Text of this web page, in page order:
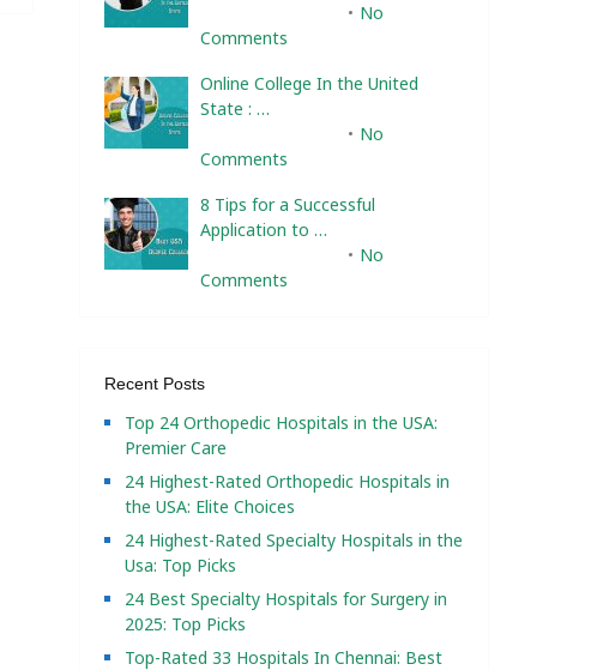
No
Comments
Online College In the United
State : …
No
Comments
8 Tips for a Successful
Application to …
No
Comments
Recent Posts
Top 24 Orthopedic Hospitals in the USA:
Premier Care
24 Highest-Rated Orthopedic Hospitals in
the USA: Elite Choices
24 Highest-Rated Specialty Hospitals in the
Usa: Top Picks
24 Best Specialty Hospitals for Surgery in
2025: Top Picks
Top-Rated 33 Hospitals In Chennai: Best